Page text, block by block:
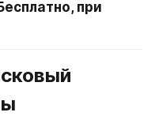
при